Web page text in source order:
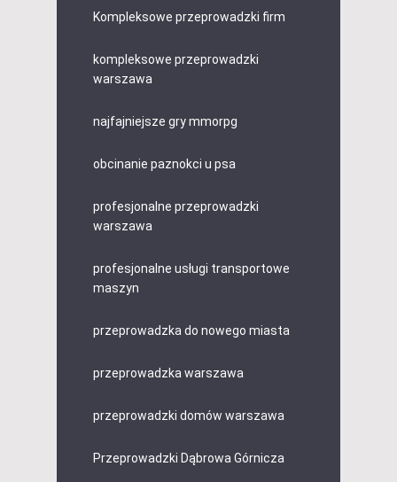
Kompleksowe przeprowadzki firm
kompleksowe przeprowadzki
warszawa
najfajniejsze gry mmorpg
obcinanie paznokci u psa
profesjonalne przeprowadzki
warszawa
profesjonalne usługi transportowe
maszyn
przeprowadzka do nowego miasta
przeprowadzka warszawa
przeprowadzki domów warszawa
Przeprowadzki Dąbrowa Górnicza